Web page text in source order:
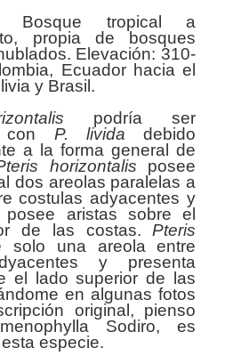
Bosque tropical a
propia de bosques
Elevación: 310-
Ecuador hacia el
y Brasil.
podría ser
con P. livida debido
a la forma general de
horizontalis posee
dos areolas paralelas a
costulas adyacentes y
aristas sobre el
de las costas.Pteris
solo una areola entre
y presenta
el lado superior de las
en algunas fotos
original, pienso
Sodiro, es
especie.